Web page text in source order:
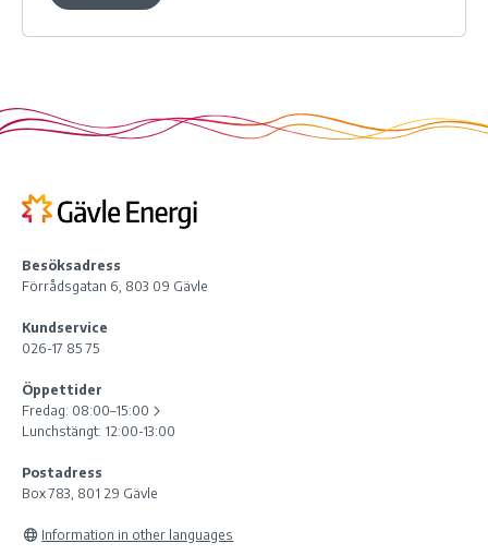
Besöksadress
Förrådsgatan 6, 803 09 Gävle
Kundservice
026-17 85 75
Öppettider
Fredag: 08:00–15:00
Lunchstängt: 12:00-13:00
Postadress
Box 783, 801 29 Gävle
Information in other languages